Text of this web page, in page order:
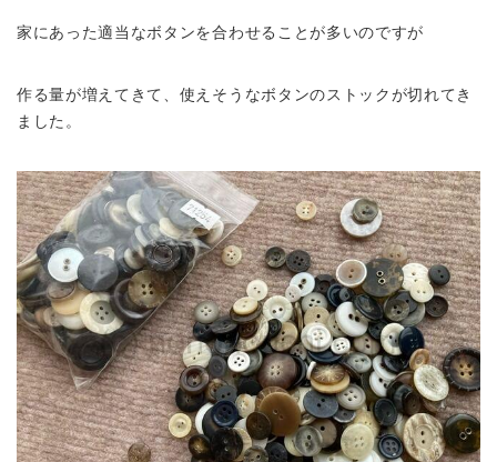
家にあった適当なボタンを合わせることが多いのですが
作る量が増えてきて、使えそうなボタンのストックが切れてき
ました。